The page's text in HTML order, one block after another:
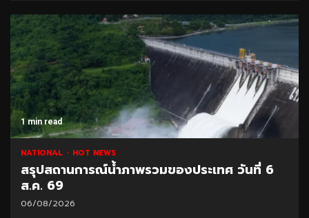
1 min read
NATIONAL HOT NEWS
สรุปสถานการณ์น้ำภาพรวมของประเทศ วันที่ 6
ส.ค. 69
06/08/2026